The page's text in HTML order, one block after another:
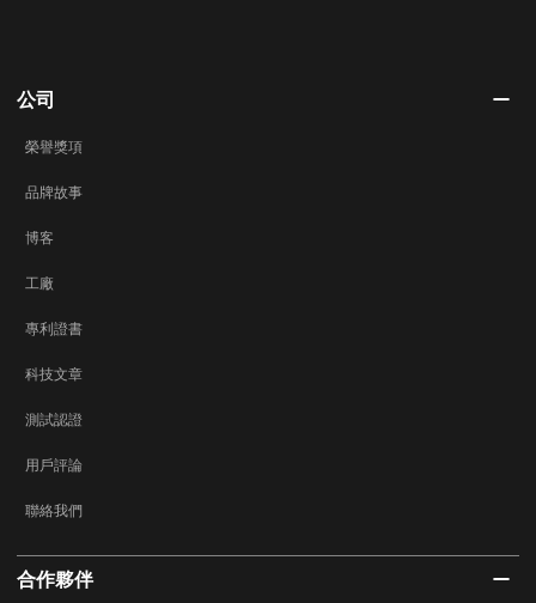
公司
榮譽獎項
品牌故事
博客
工廠
專利證書
科技文章
測試認證
用戶評論
聯絡我們
合作夥伴